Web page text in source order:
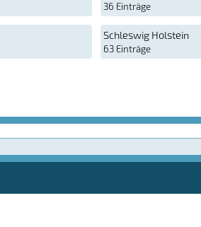
36 Einträge
Schleswig Holstein
63 Einträge